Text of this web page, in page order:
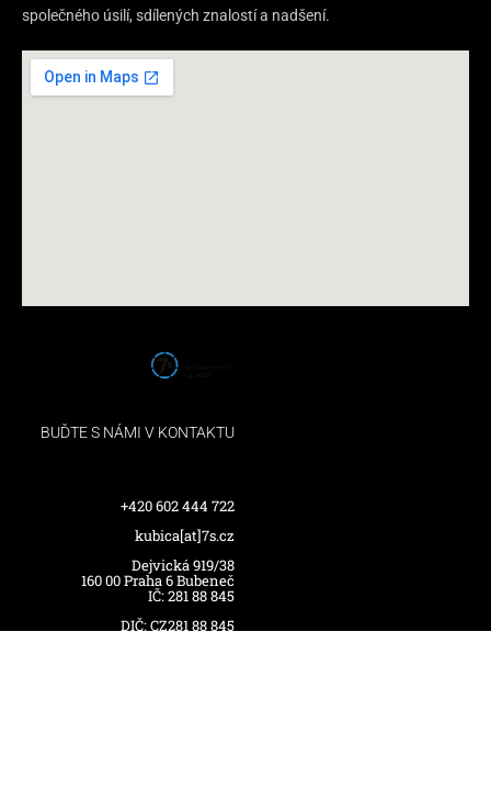
společného úsilí, sdílených znalostí a nadšení.
BUĎTE S NÁMI V KONTAKTU
+420 602 444 722
kubica[at]7s.cz
Dejvická 919/38
160 00 Praha 6 Bubeneč
IČ: 281 88 845
DIČ: CZ281 88 845